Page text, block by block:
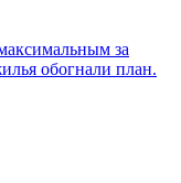
за
обогнали план.